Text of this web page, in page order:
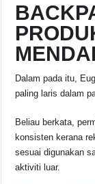
Dalam pada itu,
paling laris dalam
Beliau berkata,
konsisten kerana
sesuai digunakan
aktiviti luar.